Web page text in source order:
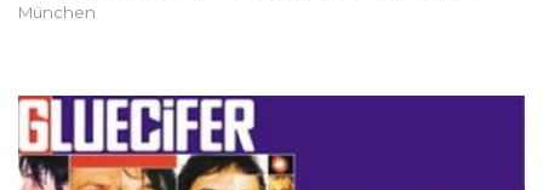
München